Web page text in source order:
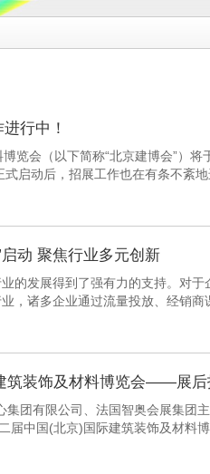
行中！
览会（以下简称“北京建博会”）
启动后，招展工作也在有条不紊地
动 聚焦行业多元创新
的发展得到了强有力的支持。对
，诸多企业通过流量投放、经销商
性能质量，建立良好的品牌声誉，
筑装饰及材料博览会——展后
团有限公司、法国智奥会展集团
届中国(北京)国际建筑装饰及材料